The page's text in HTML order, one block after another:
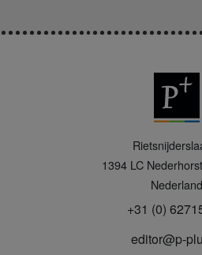
1394 LC
Nederland
+31 (0)
editor@p-